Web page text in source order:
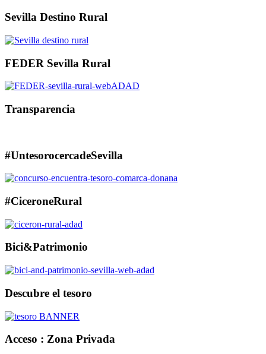
Sevilla Destino Rural
FEDER Sevilla Rural
Transparencia
#UntesorocercadeSevilla
#CiceroneRural
Bici&Patrimonio
Descubre el tesoro
Acceso : Zona Privada